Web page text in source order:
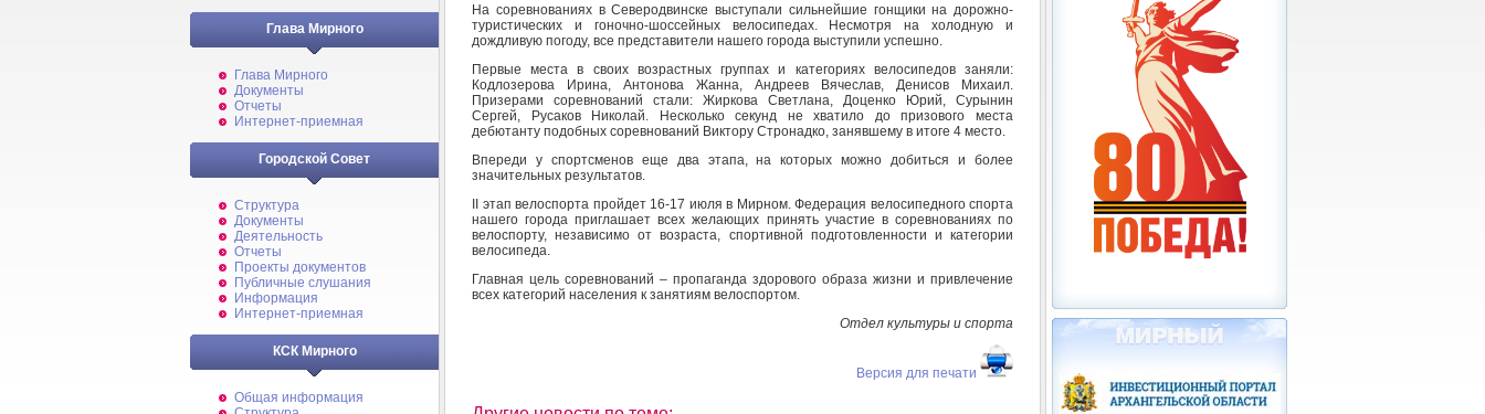
Глава Мирного
Глава Мирного
Документы
Отчеты
Интернет-приемная
Городской Совет
Структура
Документы
Деятельность
Отчеты
Проекты документов
Публичные слушания
Информация
Интернет-приемная
КСК Мирного
Общая информация
На соревнованиях в Северодвинске выступали сильнейшие гонщики на дорожно-
туристических и гоночно-шоссейных велосипедах. Несмотря на холодную и
дождливую погоду, все представители нашего города выступили успешно.
Первые места в своих возрастных группах и категориях велосипедов заняли:
Кодлозерова Ирина, Антонова Жанна, Андреев Вячеслав, Денисов Михаил.
Призерами соревнований стали: Жиркова Светлана, Доценко Юрий, Сурынин
Сергей, Русаков Николай. Несколько секунд не хватило до призового места
дебютанту подобных соревнований Виктору Стронадко, занявшему в итоге 4 место.
Впереди у спортсменов еще два этапа, на которых можно добиться и более
значительных результатов.
II этап велоспорта пройдет 16-17 июля в Мирном. Федерация велосипедного спорта
нашего города приглашает всех желающих принять участие в соревнованиях по
велоспорту, независимо от возраста, спортивной подготовленности и категории
велосипеда.
Главная цель соревнований – пропаганда здорового образа жизни и привлечение
всех категорий населения к занятиям велоспортом.
Отдел культуры и спорта
Версия для печати